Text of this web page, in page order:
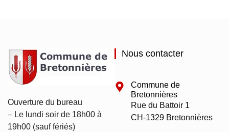
Ouverture du bureau
– Le lundi soir de 18h00 à
19h00 (sauf fériés)
Nous contacter
Commune de
Bretonnières
Rue du Battoir 1
CH-1329 Bretonnières